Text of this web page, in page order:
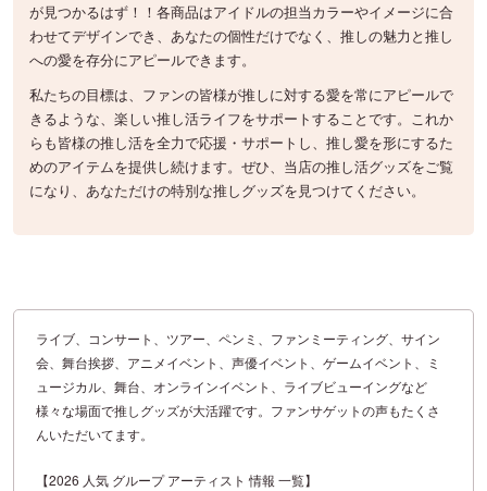
が見つかるはず！！各商品はアイドルの担当カラーやイメージに合
わせてデザインでき、あなたの個性だけでなく、推しの魅力と推し
への愛を存分にアピールできます。
私たちの目標は、ファンの皆様が推しに対する愛を常にアピールで
きるような、楽しい推し活ライフをサポートすることです。これか
らも皆様の推し活を全力で応援・サポートし、推し愛を形にするた
めのアイテムを提供し続けます。ぜひ、当店の推し活グッズをご覧
になり、あなただけの特別な推しグッズを見つけてください。
ライブ、コンサート、ツアー、ペンミ、ファンミーティング、サイン
会、舞台挨拶、アニメイベント、声優イベント、ゲームイベント、ミ
ュージカル、舞台、オンラインイベント、ライブビューイングなど
様々な場面で推しグッズが大活躍です。ファンサゲットの声もたくさ
んいただいてます。
【2026 人気 グループ アーティスト 情報 一覧】